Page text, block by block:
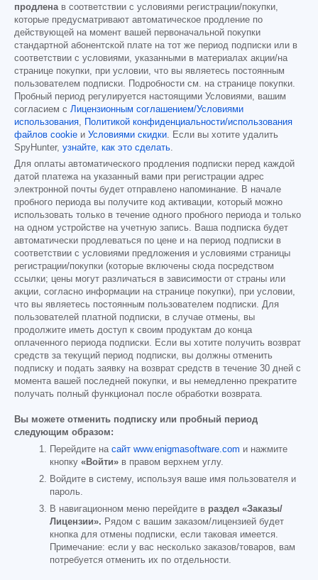
продлена в соответствии с условиями регистрации/покупки,
которые предусматривают автоматическое продление по
действующей на момент вашей первоначальной покупки
стандартной абонентской плате на тот же период подписки или в
соответствии с условиями, указанными в материалах акции/на
странице покупки, при условии, что вы являетесь постоянным
пользователем подписки. Подробности см. на странице покупки.
Пробный период регулируется настоящими Условиями, вашим
согласием с Лицензионным соглашением/Условиями
использования
Политикой конфиденциальности/использования
файлов cookie и Условиями скидки . Если вы хотите удалить
SpyHunter, узнайте, как это сделать
Для оплаты автоматического продления подписки перед каждой
датой платежа на указанный вами при регистрации адрес
электронной почты будет отправлено напоминание. В начале
пробного периода вы получите код активации, который можно
использовать только в течение одного пробного периода и только
на одном устройстве на учетную запись. Ваша подписка будет
автоматически продлеваться по цене и на период подписки в
соответствии с условиями предложения и условиями страницы
регистрации/покупки (которые включены сюда посредством
ссылки; цены могут различаться в зависимости от страны или
акции, согласно информации на странице покупки), при условии,
что вы являетесь постоянным пользователем подписки. Для
пользователей платной подписки, в случае отмены, вы
продолжите иметь доступ к своим продуктам до конца
оплаченного периода подписки. Если вы хотите получить возврат
средств за текущий период подписки, вы должны отменить
подписку и подать заявку на возврат средств в течение 30 дней с
момента вашей последней покупки, и вы немедленно прекратите
получать полный функционал после обработки возврата.
Вы можете отменить подписку или пробный период
следующим образом:
Перейдите на сайт www.enigmasoftware.com и нажмите
кнопку «Войти» в правом верхнем углу.
Войдите в систему, используя ваше имя пользователя и
пароль.
В навигационном меню перейдите в раздел «Заказы/
Лицензии». Рядом с вашим заказом/лицензией будет
кнопка для отмены подписки, если таковая имеется.
Примечание: если у вас несколько заказов/товаров, вам
потребуется отменить их по отдельности.